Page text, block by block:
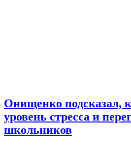
Онищенко подсказал,
уровень стресса и
школьников